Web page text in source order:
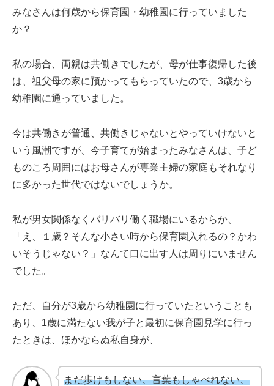
みなさんは何歳から保育園・幼稚園に行っていました
か？
私の場合、両親は共働きでしたが、母が仕事復帰した後
は、祖父母の家に預かってもらっていたので、3歳から
幼稚園に通っていました。
今は共働きが普通、共働きじゃないとやっていけないと
いう風潮ですが、今子育てが始まったみなさんは、子ど
ものころ周囲にはお母さんが専業主婦の家庭もそれなり
に多かった世代ではないでしょうか。
私が男女関係なくバリバリ働く職場にいるからか、
「え、１歳？そんな小さい時から保育園入れるの？かわ
いそうじゃない？」なんて口に出す人は周りにいません
でした。
ただ、自分が3歳から幼稚園に行っていたということも
あり、1歳に満たない我が子と最初に保育園見学に行っ
たときは、ほかならぬ私自身が、
まだ歩けもしない、言葉もしゃべれない、